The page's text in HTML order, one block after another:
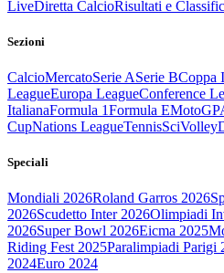
LiveDiretta CalcioRisultati e
Sezioni
CalcioMercatoSerie ASerie BCoppa
LeagueEuropa LeagueConference
ItalianaFormula 1Formula EMotoGP
CupNations LeagueTennisSciVolley
Speciali
Mondiali 2026Roland Garros 2026
2026Scudetto Inter 2026Olimpiadi
2026Super Bowl 2026Eicma 2025
Riding Fest 2025Paralimpiadi Parigi
2024Euro 2024